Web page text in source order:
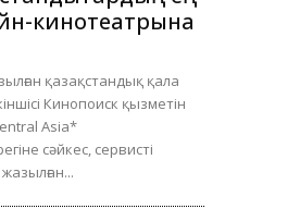
кинотеатрына
қазақстандық қала
Кинопоиск қызметін
Asia*
сәйкес, сервисті